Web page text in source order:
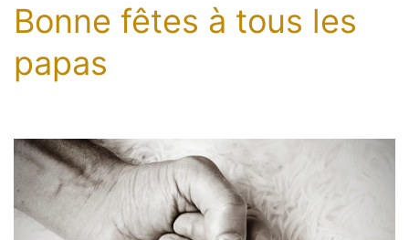
Bonne fêtes à tous les
papas